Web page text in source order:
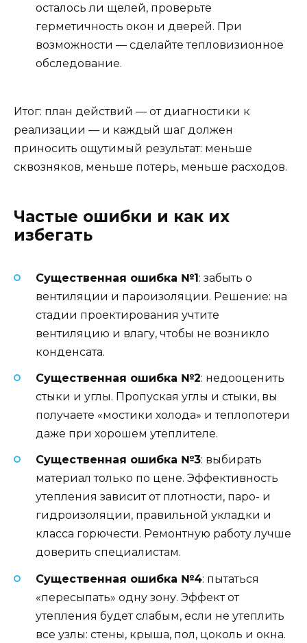
осталось ли щелей, проверьте
герметичность окон и дверей. При
возможности — сделайте тепловизионное
обследование.
Итог: план действий — от диагностики к
реализации — и каждый шаг должен
приносить ощутимый результат: меньше
сквозняков, меньше потерь, меньше расходов.
Частые ошибки и как их
избегать
Существенная ошибка №1: забыть о
вентиляции и пароизоляции. Решение: на
стадии проектирования учтите
вентиляцию и влагу, чтобы не возникло
конденсата.
Существенная ошибка №2: недооценить
стыки и углы. Пропуская углы и стыки, вы
получаете «мостики холода» и теплопотери
даже при хорошем утеплителе.
Существенная ошибка №3: выбирать
материал только по цене. Эффективность
утепления зависит от плотности, паро- и
гидроизоляции, правильной укладки и
класса горючести. Ремонтную работу лучше
доверить специалистам.
Существенная ошибка №4: пытаться
«пересыпать» одну зону. Эффект от
утепления будет слабым, если не утеплить
все узлы: стены, крыша, пол, цоколь и окна.